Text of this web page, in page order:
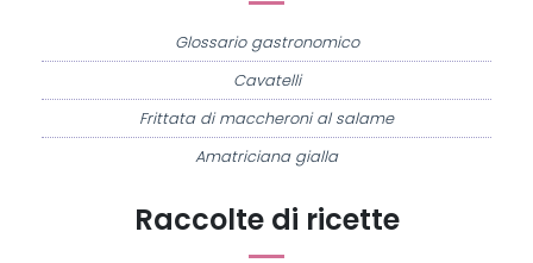
Raccolte di ricette
Glossario gastronomico
Cavatelli
Frittata di maccheroni al salame
Amatriciana gialla